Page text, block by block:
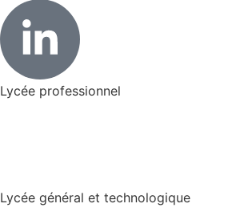
Lycée professionnel
Lycée général et technologique